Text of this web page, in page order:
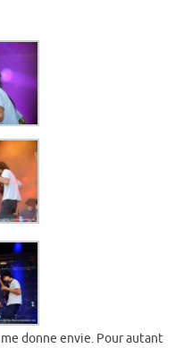
donne envie. Pour autant